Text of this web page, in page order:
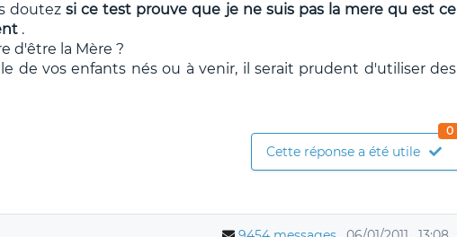
doutezsi ce test prouve que je ne suis pas la mere qu est ce
.
d'être la Mère ?
de vos enfants nés ou à venir, il serait prudent d'utiliser des
Cette réponse a été utile
0